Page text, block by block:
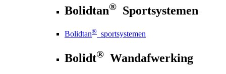
Bolidtan® Sportsystemen
Bolidtan® sportsystemen
Bolidt® Wandafwerking